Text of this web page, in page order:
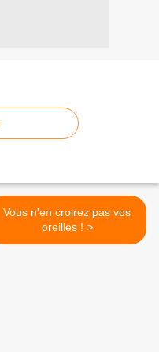
Vous n'en croirez pas vos
oreilles ! >